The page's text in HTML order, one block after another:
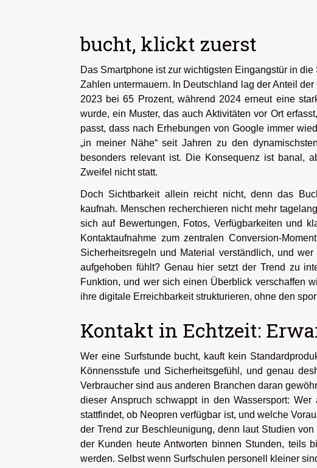
bucht, klickt zuerst
Das Smartphone ist zur wichtigsten Eingangstür in
Zahlen untermauern. In Deutschland lag der Anteil
2023 bei 65 Prozent, während 2024 erneut eine
wurde, ein Muster, das auch Aktivitäten vor Ort
passt, dass nach Erhebungen von Google immer
„in meiner Nähe“ seit Jahren zu den
besonders relevant ist. Die Konsequenz ist banal,
Zweifel nicht statt.
Doch Sichtbarkeit allein reicht nicht, denn das
kaufnah. Menschen recherchieren nicht mehr
sich auf Bewertungen, Fotos, Verfügbarkeiten und
Kontaktaufnahme zum zentralen Conversion-
Sicherheitsregeln und Material verständlich, und
aufgehoben fühlt? Genau hier setzt der Trend zu
Funktion, und wer sich einen Überblick verschaffen
ihre digitale Erreichbarkeit strukturieren, ohne den
Kontakt in Echtzeit:
Wer eine Surfstunde bucht, kauft kein
Könnensstufe und Sicherheitsgefühl, und genau
Verbraucher sind aus anderen Branchen daran
dieser Anspruch schwappt in den Wassersport:
stattfindet, ob Neopren verfügbar ist, und welche
der Trend zur Beschleunigung, denn laut Studien
der Kunden heute Antworten binnen Stunden, teils
werden. Selbst wenn Surfschulen personell kleiner